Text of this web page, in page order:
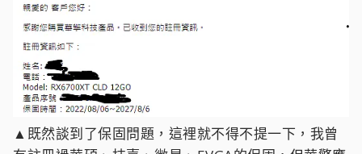
▲既然談到了保固問題，這裡就不得不提一下，我曾